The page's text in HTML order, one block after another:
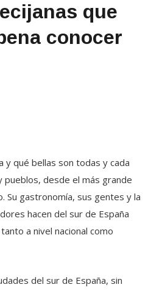
que
conocer
y qué bellas son todas y cada
pueblos, desde el más grande
Su gastronomía, sus gentes y la
hacen del sur de España
a nivel nacional como
del sur de España, sin